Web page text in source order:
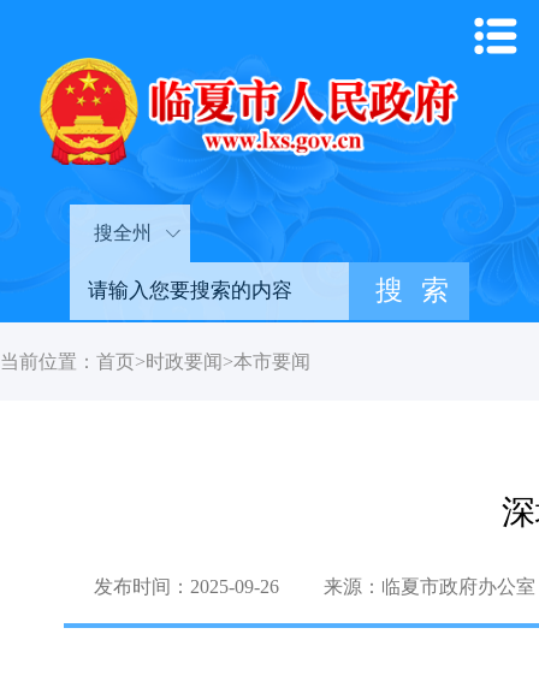
搜全州
当前位置： 首页>时政要闻 >本市要闻
发布时间：2025-09-26 来源：临夏市政府办公室